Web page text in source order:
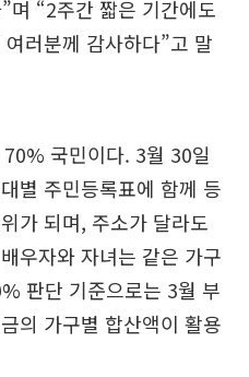
며 “2주간 짧은 기간에도
러분께 감사하다”고 말
국민이다. 3월 30일
별 주민등록표에 함께 등
가 되며, 주소가 달라도
우자와 자녀는 같은 가구
판단 기준으로는 3월 부
의 가구별 합산액이 활용